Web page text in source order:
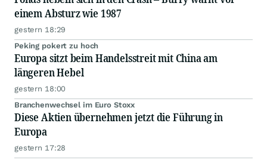
einem Absturz wie 1987
gestern 18:29
Peking pokert zu hoch
Europa sitzt beim Handelsstreit mit China am
längeren Hebel
gestern 18:00
Branchenwechsel im Euro Stoxx
Diese Aktien übernehmen jetzt die Führung in
Europa
gestern 17:28